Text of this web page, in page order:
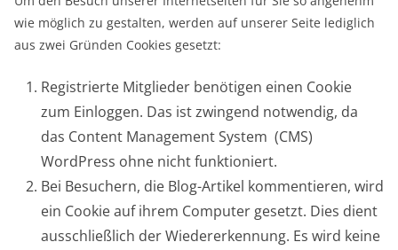
wie möglich zu gestalten, werden auf unserer Seite lediglich
aus zwei Gründen Cookies gesetzt:
Registrierte Mitglieder benötigen einen Cookie
zum Einloggen. Das ist zwingend notwendig, da
das Content Management System (CMS)
WordPress ohne nicht funktioniert.
Bei Besuchern, die Blog-Artikel kommentieren, wird
ein Cookie auf ihrem Computer gesetzt. Dies dient
ausschließlich der Wiedererkennung. Es wird keine